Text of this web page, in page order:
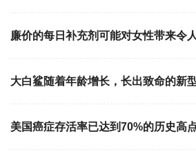
廉价的每日补充剂可能对女性带来令
大白鲨随着年龄增长，长出致命的新
美国癌症存活率已达到70%的历史高